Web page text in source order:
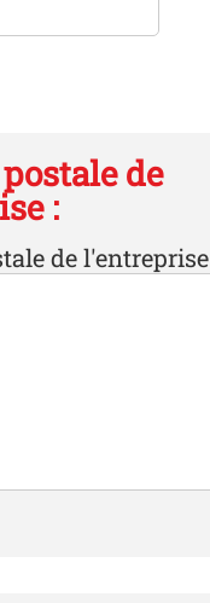
de
:
de l'entreprise